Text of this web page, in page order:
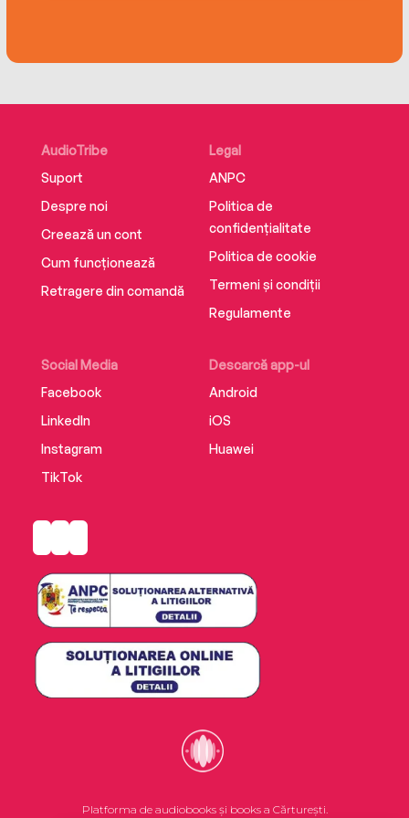
AudioTribe
Suport
Despre noi
Creează un cont
Cum funcționează
Retragere din comandă
Social Media
Facebook
LinkedIn
Instagram
TikTok
Descarcă app-ul
Android
iOS
Huawei
Legal
ANPC
Politica de
confidențialitate
Politica de cookie
Termeni și condiții
Regulamente
Platforma de audiobooks și books a Cărturești.